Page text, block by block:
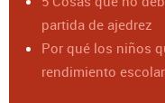
partida de ajedrez
Por qué los niños
rendimiento escolar